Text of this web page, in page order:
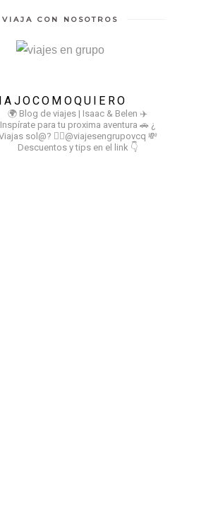
VIAJA CON NOSOTROS
🌍 Blog de viajes | Isaac & Belen ✈️
Inspírate para tu proxima aventura 🚗 ¿
sol@? 👉🏻@viajesengrupovcq 💸
Descuentos y tips en el link 👇